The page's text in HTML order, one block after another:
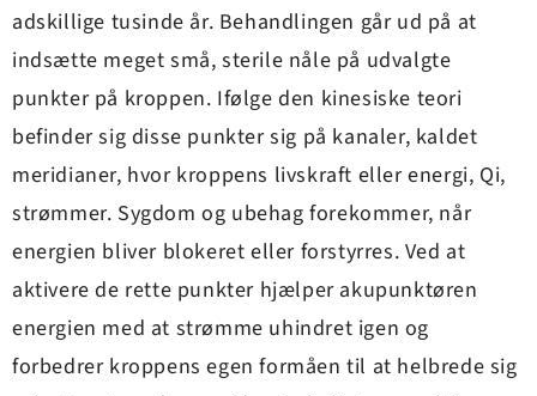
adskillige tusinde år. Behandlingen går ud på at
indsætte meget små, sterile nåle på udvalgte
punkter på kroppen. Ifølge den kinesiske teori
befinder sig disse punkter sig på kanaler, kaldet
meridianer, hvor kroppens livskraft eller energi, Qi,
strømmer. Sygdom og ubehag forekommer, når
energien bliver blokeret eller forstyrres. Ved at
aktivere de rette punkter hjælper akupunktøren
energien med at strømme uhindret igen og
forbedrer kroppens egen formåen til at helbrede sig